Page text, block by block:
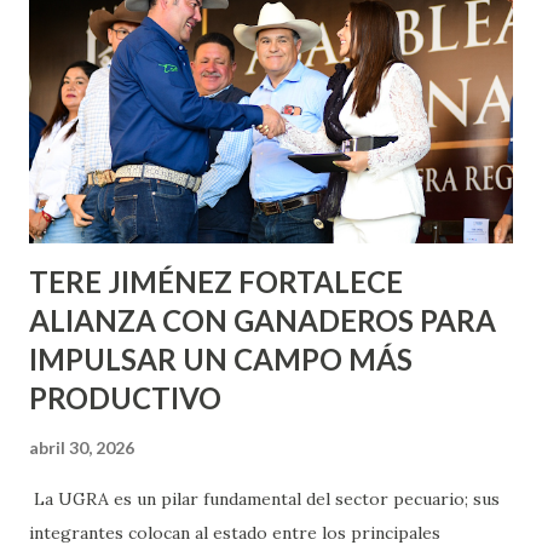
metros cuadrados de pintura, para dar inicio en la calle
Nieto, entre Jesús F. Elizondo y la calle 22 de Octubre, con
lo que se aplicará pintura en 66 casas. Posteriormente se
llevará este programa a Villas de Nuestra Señora de la
Asunción, Avenida Alameda y Decreto 27 de Septiembre, en
los edificios FOVISSSTE Ojo de Agua, en la comunidad
Norias de Paso Hondo y en los edificios de...
TERE JIMÉNEZ FORTALECE
ALIANZA CON GANADEROS PARA
IMPULSAR UN CAMPO MÁS
PRODUCTIVO
abril 30, 2026
La UGRA es un pilar fundamental del sector pecuario; sus
integrantes colocan al estado entre los principales